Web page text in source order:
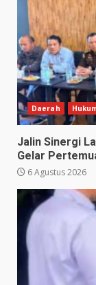
Daerah
Jalin Sinergi
Gelar
6 Agustus 2026